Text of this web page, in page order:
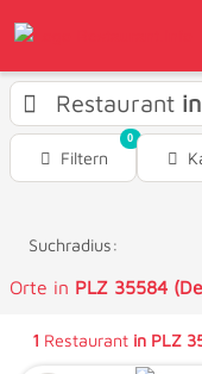
Restaurant
Filtern
0
Suchradius:
Orte in PLZ 35584
1 Restaurant in PLZ